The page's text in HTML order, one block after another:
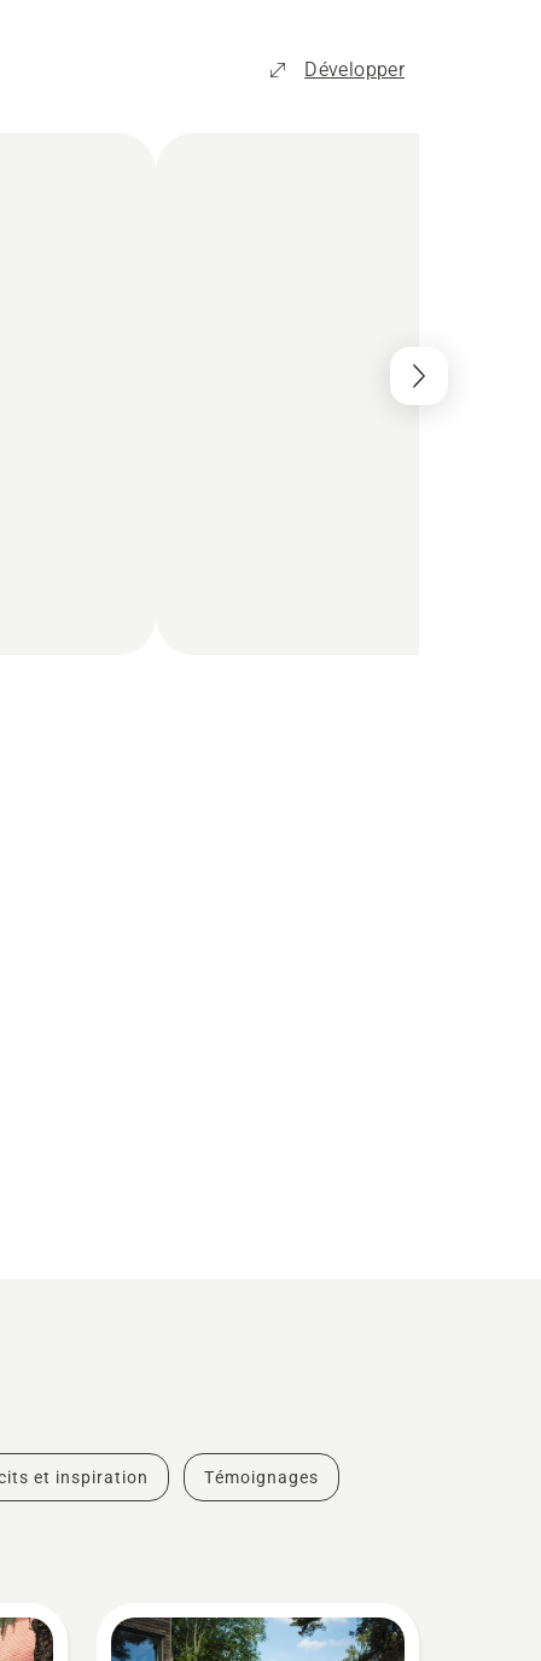
Développer
et inspiration Témoignages